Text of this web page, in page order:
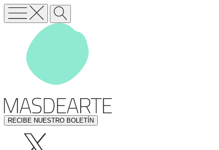
RECIBE NUESTRO BOLETÍN